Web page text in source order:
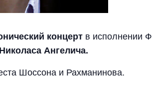
концерт в исполнении
Николаса Ангелича.
Шоссона и Рахманинова.